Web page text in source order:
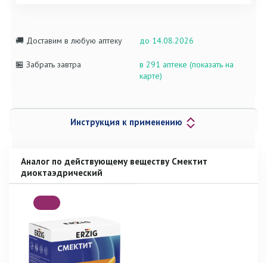
🚚 Доставим в любую аптеку до 14.08.2026
🏪 Забрать завтра
в 291 аптеке (показать на
карте)
Инструкция к применению
Аналог по действующему веществу Смектит
диоктаэдрический